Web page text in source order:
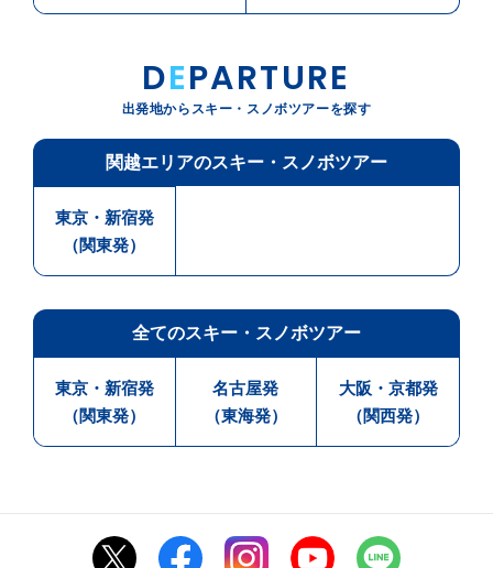
DEPARTURE
出発地からスキー・スノボツアーを探す
関越エリアのスキー・スノボツアー
東京・新宿発
（関東発）
全てのスキー・スノボツアー
東京・新宿発
（関東発）
名古屋発
（東海発）
大阪・京都発
（関西発）